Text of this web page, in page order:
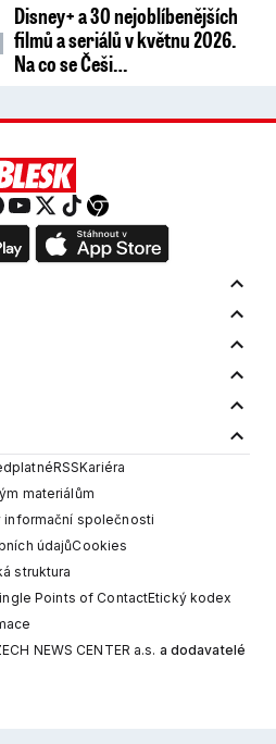
Disney+ a 30 nejoblíbenějších
filmů a seriálů v květnu 2026.
Na co se Češi…
RSSKariéra
materiálům
informační společnosti
údajůCookies
struktura
Points of ContactEtický kodex
NEWS CENTER a.s. a dodavatelé